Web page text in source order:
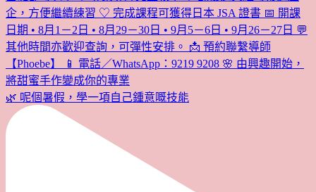
🌿 呢個暑假，學一項自己鍾意嘅技能